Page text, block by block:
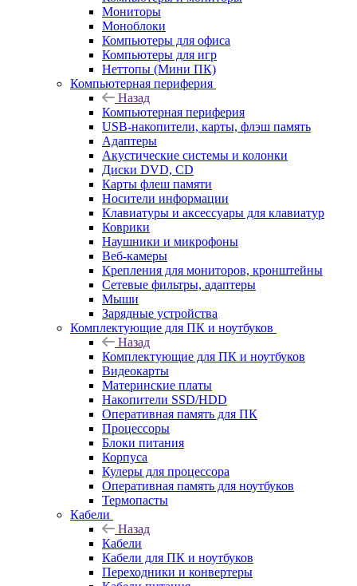
Мониторы
Моноблоки
Компьютеры для офиса
Компьютеры для игр
Неттопы (Мини ПК)
Компьютерная периферия
Назад
Компьютерная периферия
USB-накопители, карты, флэш память
Адаптеры
Акустические системы и колонки
Диски DVD, CD
Карты флеш памяти
Носители информации
Клавиатуры и аксессуары для клавиатур
Коврики
Наушники и микрофоны
Веб-камеры
Крепления для мониторов, кронштейны
Сетевые фильтры, адаптеры
Мыши
Зарядные устройства
Комплектующие для ПК и ноутбуков
Назад
Комплектующие для ПК и ноутбуков
Видеокарты
Материнские платы
Накопители SSD/HDD
Оперативная память для ПК
Процессоры
Блоки питания
Корпуса
Кулеры для процессора
Оперативная память для ноутбуков
Термопасты
Кабели
Назад
Кабели
Кабели для ПК и ноутбуков
Переходники и конвертеры